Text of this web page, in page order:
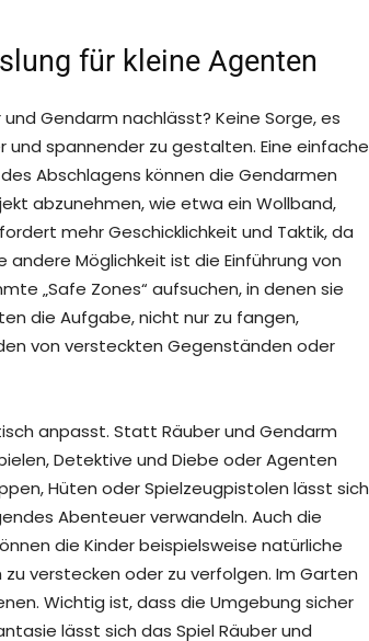
für kleine Agenten
Gendarm nachlässt? Keine Sorge, es
spannender zu gestalten. Eine einfache
Abschlagens können die Gendarmen
abzunehmen, wie etwa ein Wollband,
mehr Geschicklichkeit und Taktik, da
andere Möglichkeit ist die Einführung von
„Safe Zones“ aufsuchen, in denen sie
die Aufgabe, nicht nur zu fangen,
von versteckten Gegenständen oder
anpasst. Statt Räuber und Gendarm
Detektive und Diebe oder Agenten
Hüten oder Spielzeugpistolen lässt sich
Abenteuer verwandeln. Auch die
die Kinder beispielsweise natürliche
verstecken oder zu verfolgen. Im Garten
Wichtig ist, dass die Umgebung sicher
lässt sich das Spiel Räuber und